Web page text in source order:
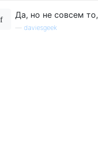
Да, но не совсем
daviesgeek